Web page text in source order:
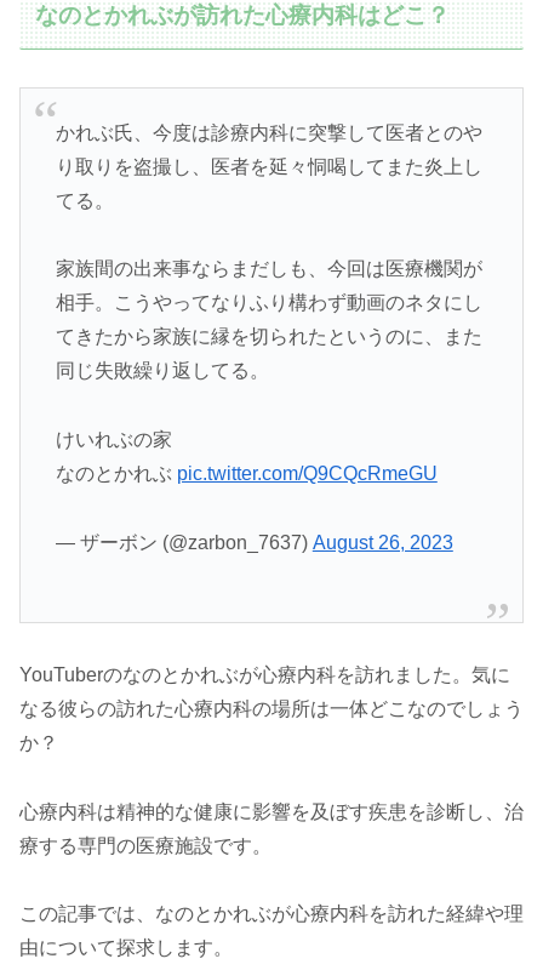
なのとかれぶが訪れた心療内科はどこ？
かれぶ氏、今度は診療内科に突撃して医者とのや
り取りを盗撮し、医者を延々恫喝してまた炎上し
てる。
家族間の出来事ならまだしも、今回は医療機関が
相手。こうやってなりふり構わず動画のネタにし
てきたから家族に縁を切られたというのに、また
同じ失敗繰り返してる。
けいれぶの家
なのとかれぶ pic.twitter.com/Q9CQcRmeGU
— ザーボン (@zarbon_7637) August 26, 2023
YouTuberのなのとかれぶが心療内科を訪れました。気に
なる彼らの訪れた心療内科の場所は一体どこなのでしょう
か？
心療内科は精神的な健康に影響を及ぼす疾患を診断し、治
療する専門の医療施設です。
この記事では、なのとかれぶが心療内科を訪れた経緯や理
由について探求します。